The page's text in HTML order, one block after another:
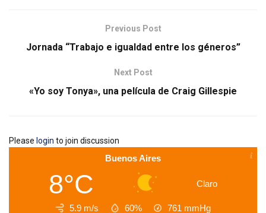
Previous Post
Jornada “Trabajo e igualdad entre los géneros”
Next Post
«Yo soy Tonya», una película de Craig Gillespie
Please login to join discussion
Buenos Aires
8°C Claro
5.9 m/s 60% 761 mmHg